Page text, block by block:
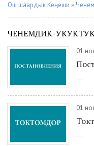
Ош шаардык Кеңеши »
ЧЕНЕМДИК-
01
...
01
...